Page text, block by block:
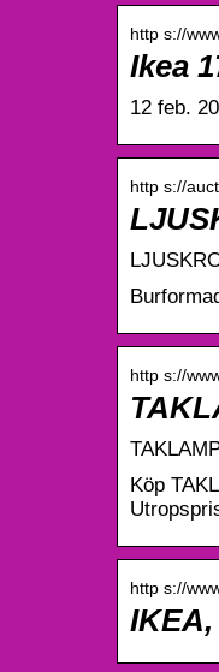
http s://
Ikea
12 feb.
http s://
http s://
Köp
http s://